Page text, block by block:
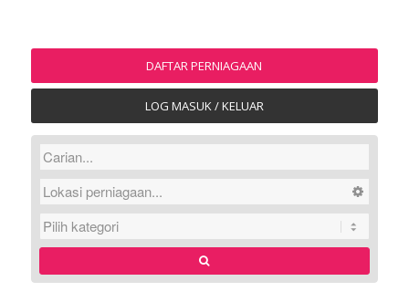
DAFTAR PERNIAGAAN
LOG MASUK / KELUAR